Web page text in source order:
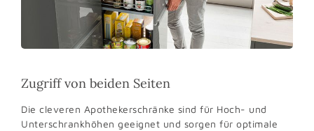
Zugriff von beiden Seiten
Die cleveren Apothekerschränke sind für Hoch- und
Unterschrankhöhen geeignet und sorgen für optimale